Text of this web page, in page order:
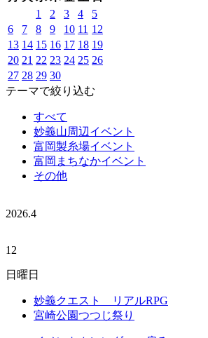
1
2 3 4
5
6
7 8 9 10 11 12
13 14 15 16 17 18 19
20 21 22 23 24 25 26
27 28 29 30
テーマで絞り込む
すべて
妙義山周辺イベント
富岡製糸場イベント
富岡まちなかイベント
その他
2026.4
12
日曜日
妙義クエスト リアルRPG
宮崎公園つつじ祭り